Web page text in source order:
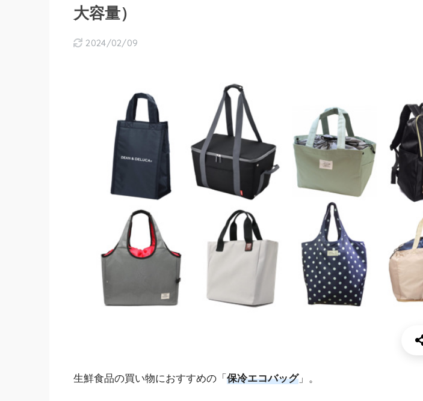
大容量）
2024/02/09
生鮮食品の買い物におすすめの「 保冷エコバッグ」。